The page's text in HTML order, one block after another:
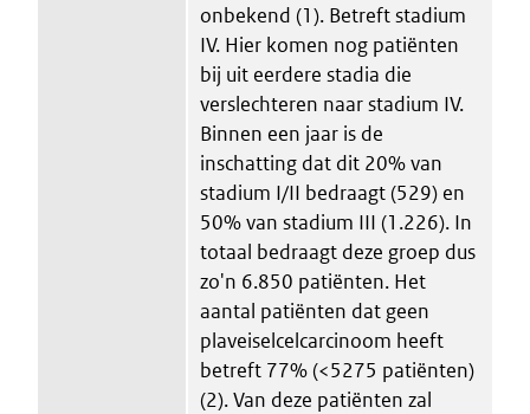
onbekend (1). Betreft stadium
IV. Hier komen nog patiënten
bij uit eerdere stadia die
verslechteren naar stadium IV.
Binnen een jaar is de
inschatting dat dit 20% van
stadium I/II bedraagt (529) en
50% van stadium III (1.226). In
totaal bedraagt deze groep dus
zo'n 6.850 patiënten. Het
aantal patiënten dat geen
plaveiselcelcarcinoom heeft
betreft 77% (<5275 patiënten)
(2). Van deze patiënten zal